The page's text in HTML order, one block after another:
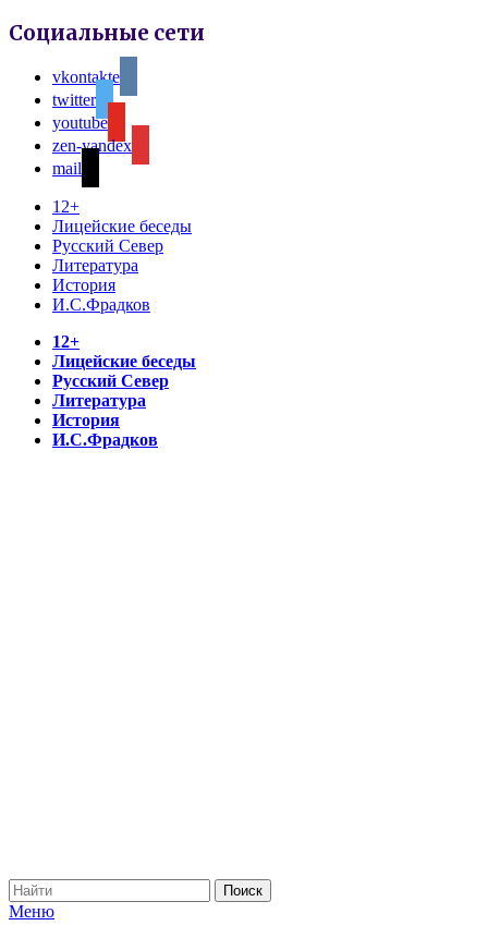
Социальные сети
vkontakte
twitter
youtube
zen-yandex
mail
12+
Лицейские беседы
Русский Север
Литература
История
И.С.Фрадков
12+
Лицейские беседы
Русский Север
Литература
История
И.С.Фрадков
Меню